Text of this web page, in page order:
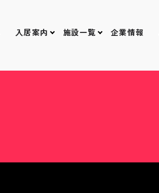
入居案内 施設一覧 企業情報